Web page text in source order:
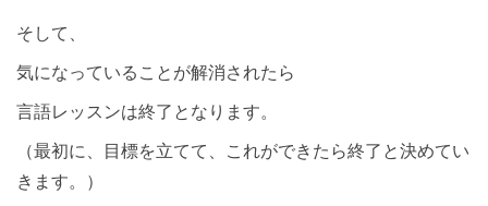
そして、
気になっていることが解消されたら
言語レッスンは終了となります。
（最初に、目標を立てて、これができたら終了と決めてい
きます。）